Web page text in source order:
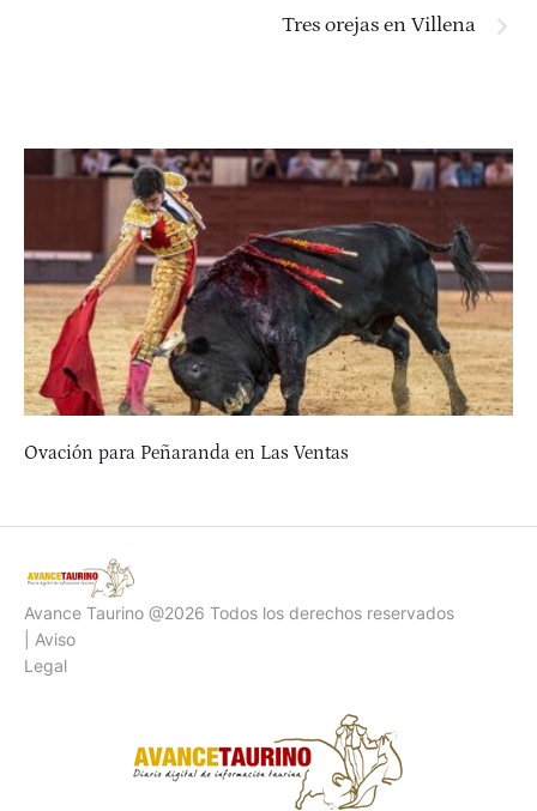
Tres orejas en Villena
Ovación para Peñaranda en Las Ventas
Avance Taurino @2026 Todos los derechos reservados
| Aviso
Legal